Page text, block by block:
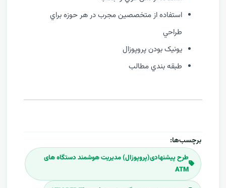
استفاده از متخصصين مجرب در هر حوزه براي
طراحي
يونيک بودن پروپوزال
طبقه بندي مطالب
برچسب‌ها:
طرح پیشنهادی(پروپوزال) مدیریت هوشمند دستگاه های
ATM